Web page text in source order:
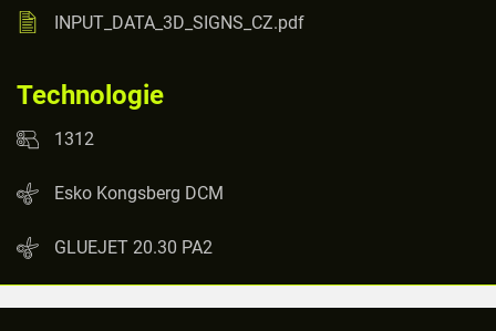
INPUT_DATA_3D_SIGNS_CZ.pdf
Technologie
1312
Esko Kongsberg DCM
GLUEJET 20.30 PA2